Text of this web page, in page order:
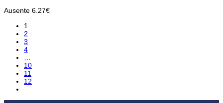
Ausente 6.27€
1
2
3
4
10
11
12